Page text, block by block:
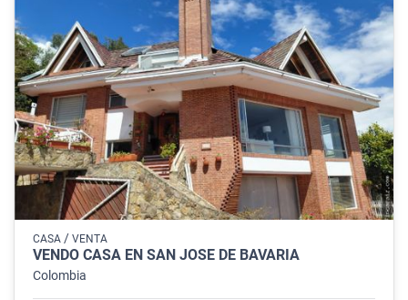
CASA / VENTA
VENDO CASA EN SAN JOSÉ DE BAVARIA
Colombia